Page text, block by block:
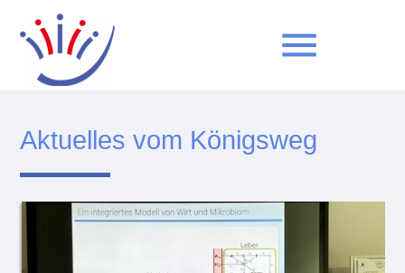
menu
Suchbegriffe SUCHEN
Aktuelles vom Königsweg